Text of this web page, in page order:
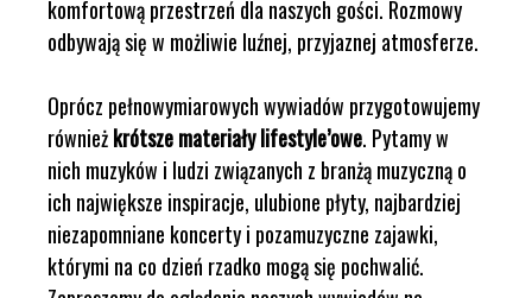
komfortową przestrzeń dla naszych gości. Rozmowy
odbywają się w możliwie luźnej, przyjaznej atmosferze.
Oprócz pełnowymiarowych wywiadów przygotowujemy
równieżkrótsze materiały lifestyle’owe. Pytamy w
nich muzyków i ludzi związanych z branżą muzyczną o
ich największe inspiracje, ulubione płyty, najbardziej
niezapomniane koncerty i pozamuzyczne zajawki,
którymi na co dzień rzadko mogą się pochwalić.